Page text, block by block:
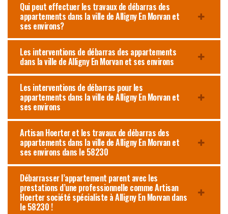
Qui peut effectuer les travaux de débarras des
appartements dans la ville de Alligny En Morvan et
ses environs?
Les interventions de débarras des appartements
dans la ville de Alligny En Morvan et ses environs
Les interventions de débarras pour les
appartements dans la ville de Alligny En Morvan et
ses environs
Artisan Hoerter et les travaux de débarras des
appartements dans la ville de Alligny En Morvan et
ses environs dans le 58230
Débarrasser l’appartement parent avec les
prestations d’une professionnelle comme Artisan
Hoerter société spécialiste à Alligny En Morvan dans
le 58230 !